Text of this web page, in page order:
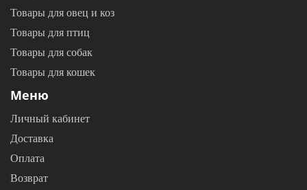
Товары для овец и коз
Товары для птиц
Товары для собак
Товары для кошек
Меню
Личный кабинет
Доставка
Оплата
Возврат